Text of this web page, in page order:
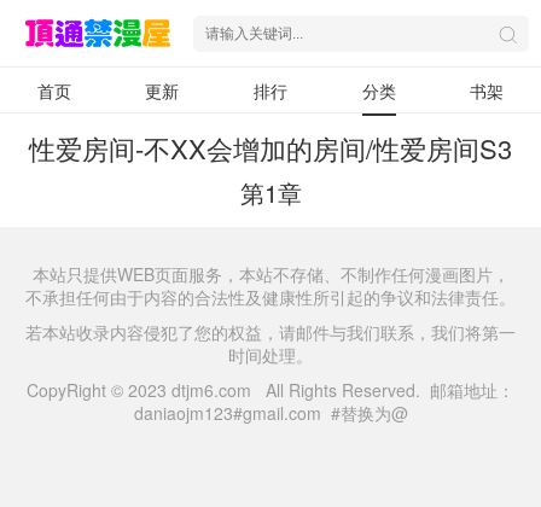
首页 更新 排行 分类 书架
性爱房间-不XX会增加的房间/性爱房间S3
第1章
本站只提供WEB页面服务，本站不存储、不制作任何漫画图片，
不承担任何由于内容的合法性及健康性所引起的争议和法律责任。
若本站收录内容侵犯了您的权益，请邮件与我们联系，我们将第一
时间处理。
CopyRight © 2023 dtjm6.com All Rights Reserved. 邮箱地址：
daniaojm123#gmail.com #替换为@